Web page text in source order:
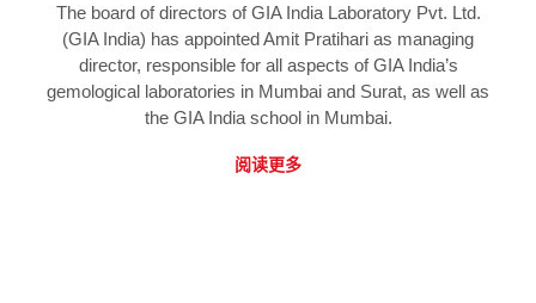
The board of directors of GIA India Laboratory Pvt. Ltd.
(GIA India) has appointed Amit Pratihari as managing
director, responsible for all aspects of GIA India’s
gemological laboratories in Mumbai and Surat, as well as
the GIA India school in Mumbai.
阅读更多